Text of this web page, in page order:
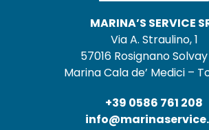
MARINA’S SERVICE
Via A. Straulino, 1
57016 Rosignano
Marina Cala de’ Medici –
+39 0586 761 208